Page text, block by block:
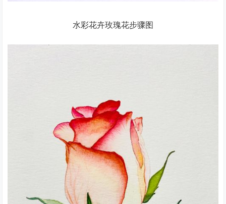
水彩花卉玫瑰花步骤图